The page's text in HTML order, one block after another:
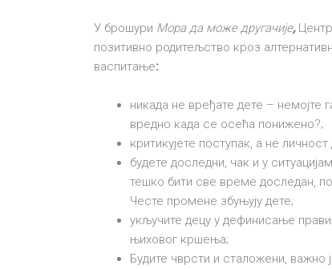
У брошури Мора да може другачије,
позитивно родитељство кроз
васпитање:
никада не вређате дете – немојте
вредно када се осећа понижено?;
критикујете поступак, а не личност
будете доследни, чак и у
тешко бити све време доследан,
Честе промене збуњују дете;
укључите децу у дефинисање
њиховог кршења;
Будите чврсти и сталожени,